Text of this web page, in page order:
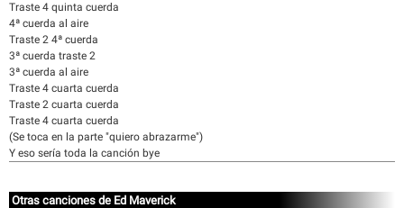
Traste 4 quinta cuerda
4ª cuerda al aire
Traste 2 4ª cuerda
3ª cuerda traste 2
3ª cuerda al aire
Traste 4 cuarta cuerda
Traste 2 cuarta cuerda
Traste 4 cuarta cuerda
(Se toca en la parte "quiero abrazarme")
Y eso sería toda la canción bye
Otras canciones de Ed Maverick